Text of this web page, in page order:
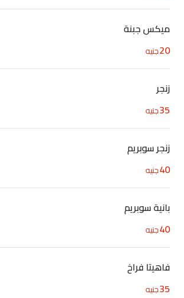
ميكس جبنة
20جنيه
زنجر
35جنيه
زنجر سوبريم
40جنيه
بانية سوبريم
40جنيه
فاهيتا فراخ
35جنيه